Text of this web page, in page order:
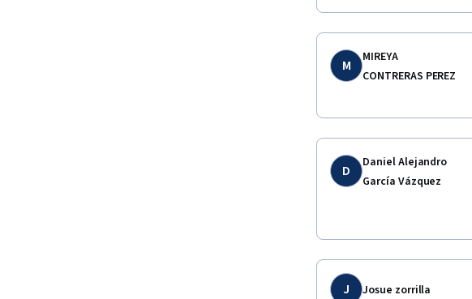
M
MIREYA
CONTRERAS PEREZ
D
Daniel Alejandro
García Vázquez
J Josue zorrilla